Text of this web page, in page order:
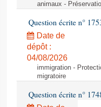
animaux -
Question écrite n°
Date de
dépôt :
04/08/2026
immigration -
migratoire
Question écrite n°